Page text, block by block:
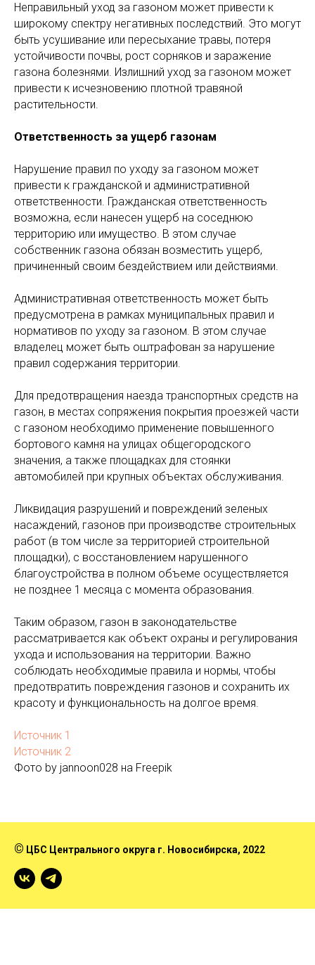
Неправильный уход за газоном может привести к
широкому спектру негативных последствий. Это могут
быть усушивание или пересыхание травы, потеря
устойчивости почвы, рост сорняков и заражение
газона болезнями. Излишний уход за газоном может
привести к исчезновению плотной травяной
растительности.
Ответственность за ущерб газонам
Нарушение правил по уходу за газоном может
привести к гражданской и административной
ответственности. Гражданская ответственность
возможна, если нанесен ущерб на соседнюю
территорию или имущество. В этом случае
собственник газона обязан возместить ущерб,
причиненный своим бездействием или действиями.
Административная ответственность может быть
предусмотрена в рамках муниципальных правил и
нормативов по уходу за газоном. В этом случае
владелец может быть оштрафован за нарушение
правил содержания территории.
Для предотвращения наезда транспортных средств на
газон, в местах сопряжения покрытия проезжей части
с газоном необходимо применение повышенного
бортового камня на улицах общегородского
значения, а также площадках для стоянки
автомобилей при крупных объектах обслуживания.
Ликвидация разрушений и повреждений зеленых
насаждений, газонов при производстве строительных
работ (в том числе за территорией строительной
площадки), с восстановлением нарушенного
благоустройства в полном объеме осуществляется
не позднее 1 месяца с момента образования.
Таким образом, газон в законодательстве
рассматривается как объект охраны и регулирования
ухода и использования на территории. Важно
соблюдать необходимые правила и нормы, чтобы
предотвратить повреждения газонов и сохранить их
красоту и функциональность на долгое время.
Источник 1
Источник 2
Фото by jannoon028 на Freepik
© ЦБС Центрального округа г. Новосибирска, 2022